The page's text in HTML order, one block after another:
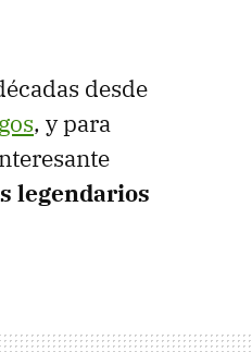
desde
, y para
legendarios